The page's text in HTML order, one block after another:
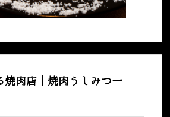
焼肉店｜焼肉うしみつ一